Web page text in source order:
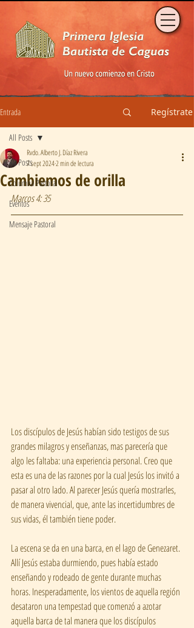
Entrada Regístrate
All Posts
Columna Pastoral
Eventos
Mensaje Pastoral
All Posts
Cambiemos de orilla
Rvdo. Alberto J. Díaz Rivera
7 sept 20242 min de lectura
Marcos 4: 35
Los discípulos de Jesús habían sido testigos de sus
grandes milagros y enseñanzas, mas parecería que
algo les faltaba: una experiencia personal. Creo que
esta es una de las razones por la cual Jesús los invitó a
pasar al otro lado. Al parecer Jesús quería mostrarles,
de manera vivencial, que, ante las incertidumbres de
sus vidas, él también tiene poder.
La escena se da en una barca, en el lago de Genezaret.
Allí Jesús estaba durmiendo, pues había estado
enseñando y rodeado de gente durante muchas
horas. Inesperadamente, los vientos de aquella región
desataron una tempestad que comenzó a azotar
aquella barca de tal manera que los discípulos